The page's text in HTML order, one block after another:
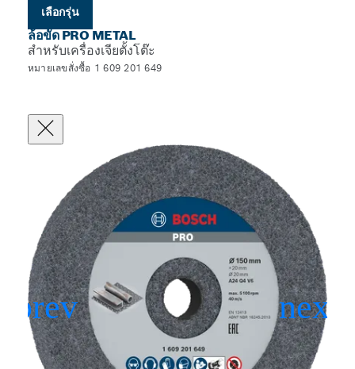
เลือกรุ่น
ล้อขัด PRO METAL
สำหรับเครื่องเจียตั้งโต๊ะ
หมายเลขสั่งซื้อ 1 609 201 649